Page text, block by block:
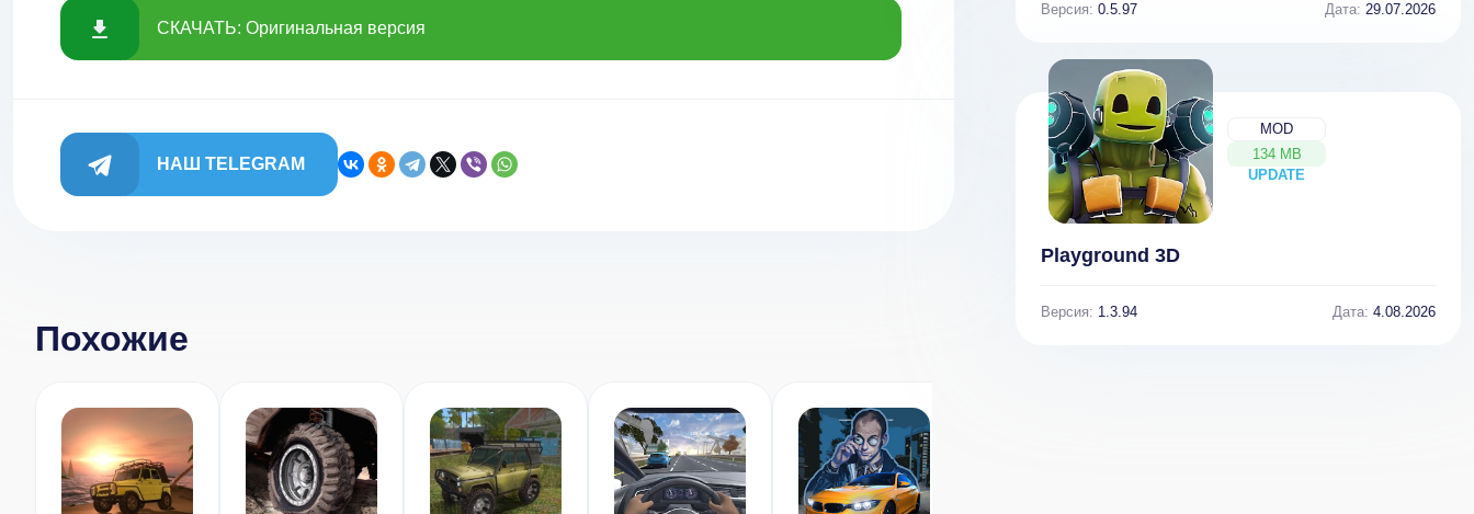
СКАЧАТЬ: Оригинальная версия
НАШ TELEGRAM
Похожие
Версия: 0.5.97 Дата: 29.07.2026
MOD
134 MB
UPDATE
NEW
Playground 3D
Версия: 1.3.94 Дата: 4.08.2026